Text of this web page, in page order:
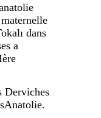
dans
a
Derviches